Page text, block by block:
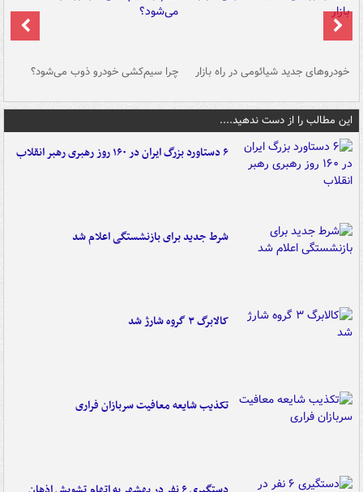
خودروهای جدید شیائومی در راه بازار چرا سیم‌کشی خودرو ذوب می‌شود؟
این مطالب را از دست ندهید....
۶ دستاورد بزرگ ایران در ۱۶۰ روز رهبری رهبر انقلاب
شرط جدید برای بازنشستگی اعلام شد
کالابرگ ۳ گروه شارژ شد
تکذیب شایعه معافیت سربازان فراری